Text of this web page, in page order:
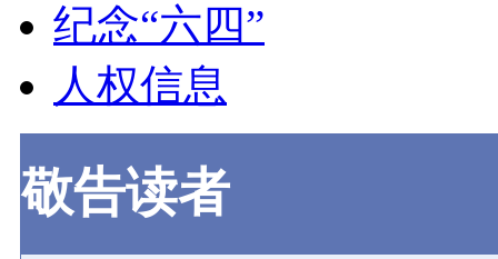
纪念“六四”
人权信息
敬告读者